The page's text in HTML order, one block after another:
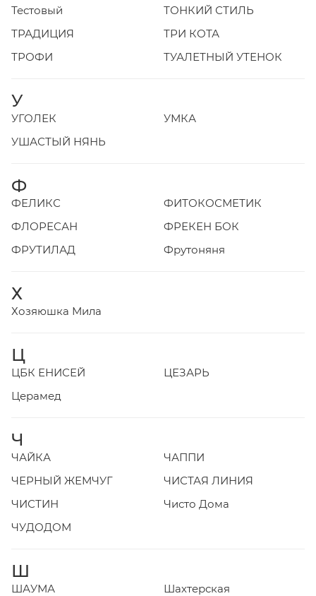
Тестовый
ТОНКИЙ СТИЛЬ
ТРАДИЦИЯ
ТРИ КОТА
ТРОФИ
ТУАЛЕТНЫЙ УТЕНОК
У
УГОЛЕК
УМКА
УШАСТЫЙ НЯНЬ
Ф
ФЕЛИКС
ФИТОКОСМЕТИК
ФЛОРЕСАН
ФРЕКЕН БОК
ФРУТИЛАД
Фрутоняня
Х
Хозяюшка Мила
Ц
ЦБК ЕНИСЕЙ
ЦЕЗАРЬ
Церамед
Ч
ЧАЙКА
ЧАППИ
ЧЕРНЫЙ ЖЕМЧУГ
ЧИСТАЯ ЛИНИЯ
ЧИСТИН
Чисто Дома
ЧУДОДОМ
Ш
ШАУМА
Шахтерская